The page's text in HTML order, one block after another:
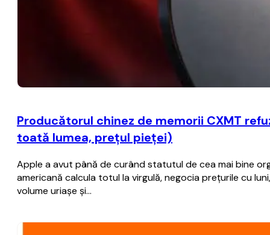
Producătorul chinez de memorii CXMT
toată lumea, preţul pieţei)
Apple a avut până de curând statutul de cea mai bine
americană calcula totul la virgulă, negocia preţurile cu
volume uriaşe şi…